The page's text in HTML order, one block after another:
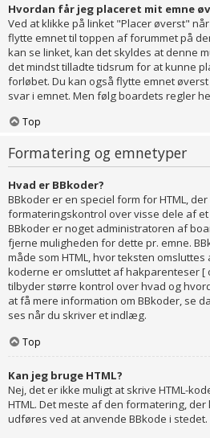
Hvordan får jeg placeret mit emne
Ved at klikke på linket "Placer øverst"
flytte emnet til toppen af forummet på
kan se linket, kan det skyldes at denne
det mindst tilladte tidsrum for at kunne
forløbet. Du kan også flytte emnet
svar i emnet. Men følg boardets regler
Top
Formatering og emnetyper
Hvad er BBkoder?
BBkoder er en speciel form for HTML,
formateringskontrol over visse dele af
BBkoder er noget administratoren af
fjerne muligheden for dette pr. emne.
måde som HTML, hvor teksten
koderne er omsluttet af hakparenteser [
tilbyder større kontrol over hvad og
at få mere information om BBkoder, se
ses når du skriver et indlæg.
Top
Kan jeg bruge HTML?
Nej, det er ikke muligt at skrive HTML-
HTML. Det meste af den formatering,
udføres ved at anvende BBkode i stedet.